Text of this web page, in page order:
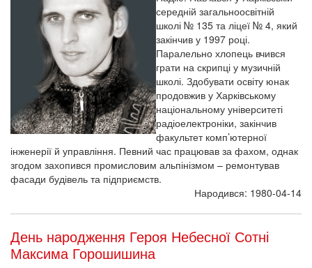
середній загальноосвітній
школі № 135 та ліцеї № 4, який
закінчив у 1997 році.
Паралельно хлопець вчився
грати на скрипці у музичній
школі. Здобувати освіту юнак
продовжив у Харківському
національному університеті
радіоелектроніки, закінчив
факультет комп’ютерної
інженерії й управління. Певний час працював за фахом, однак
згодом захопився промисловим альпінізмом – ремонтував
фасади будівель та підприємств.
Народився: 1980-04-14
День народження Героя Небесної Сотні
Максима Горошишина